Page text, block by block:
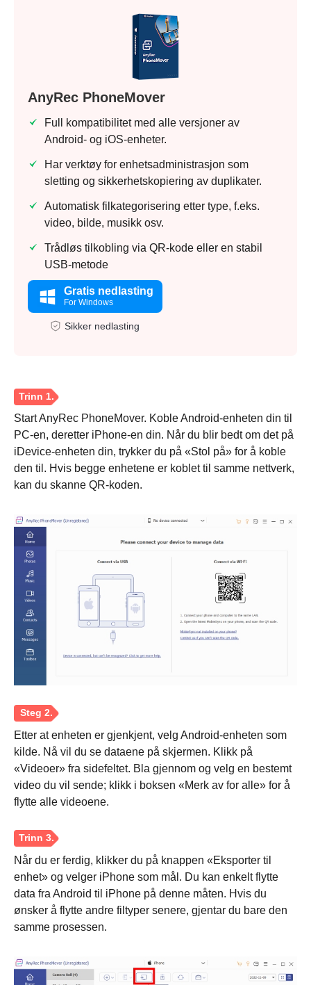
AnyRec PhoneMover
Full kompatibilitet med alle versjoner av
Android- og iOS-enheter.
Har verktøy for enhetsadministrasjon som
sletting og sikkerhetskopiering av duplikater.
Automatisk filkategorisering etter type, f.eks.
video, bilde, musikk osv.
Trådløs tilkobling via QR-kode eller en stabil
USB-metode
Gratis nedlasting
For Windows
Sikker nedlasting
Trinn 1.
Start AnyRec PhoneMover. Koble Android-enheten din til
PC-en, deretter iPhone-en din. Når du blir bedt om det på
iDevice-enheten din, trykker du på «Stol på» for å koble
den til. Hvis begge enhetene er koblet til samme nettverk,
kan du skanne QR-koden.
Etter at enheten er gjenkjent, velg Android-enheten som
kilde. Nå vil du se dataene på skjermen. Klikk på
«Videoer» fra sidefeltet. Bla gjennom og velg en bestemt
video du vil sende; klikk i boksen «Merk av for alle» for å
flytte alle videoene.
Når du er ferdig, klikker du på knappen «Eksporter til
enhet» og velger iPhone som mål. Du kan enkelt flytte
data fra Android til iPhone på denne måten. Hvis du
ønsker å flytte andre filtyper senere, gjentar du bare den
samme prosessen.